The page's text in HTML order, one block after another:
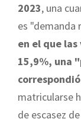
2023, una
es "demanda
en el que
15,9%, una
matricularse
de escasez